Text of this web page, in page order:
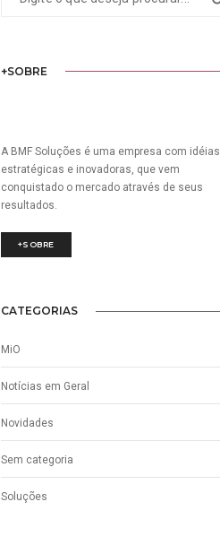
+SOBRE
A BMF Soluções é uma empresa com idéias
estratégicas e inovadoras, que vem
conquistado o mercado através de seus
resultados.
+SOBRE
CATEGORIAS
MiO
Notícias em Geral
Novidades
Sem categoria
Soluções